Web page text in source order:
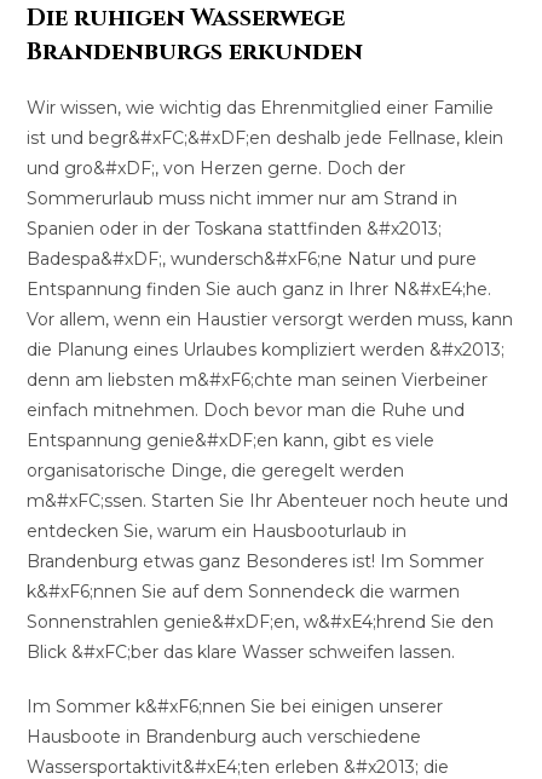
Die ruhigen Wasserwege
Brandenburgs erkunden
Wir wissen, wie wichtig das Ehrenmitglied einer Familie
ist und begr&#xFC;&#xDF;en deshalb jede Fellnase, klein
und gro&#xDF;, von Herzen gerne. Doch der
Sommerurlaub muss nicht immer nur am Strand in
Spanien oder in der Toskana stattfinden &#x2013;
Badespa&#xDF;, wundersch&#xF6;ne Natur und pure
Entspannung finden Sie auch ganz in Ihrer N&#xE4;he.
Vor allem, wenn ein Haustier versorgt werden muss, kann
die Planung eines Urlaubes kompliziert werden &#x2013;
denn am liebsten m&#xF6;chte man seinen Vierbeiner
einfach mitnehmen. Doch bevor man die Ruhe und
Entspannung genie&#xDF;en kann, gibt es viele
organisatorische Dinge, die geregelt werden
m&#xFC;ssen. Starten Sie Ihr Abenteuer noch heute und
entdecken Sie, warum ein Hausbooturlaub in
Brandenburg etwas ganz Besonderes ist! Im Sommer
k&#xF6;nnen Sie auf dem Sonnendeck die warmen
Sonnenstrahlen genie&#xDF;en, w&#xE4;hrend Sie den
Blick &#xFC;ber das klare Wasser schweifen lassen.
Im Sommer k&#xF6;nnen Sie bei einigen unserer
Hausboote in Brandenburg auch verschiedene
Wassersportaktivit&#xE4;ten erleben &#x2013; die